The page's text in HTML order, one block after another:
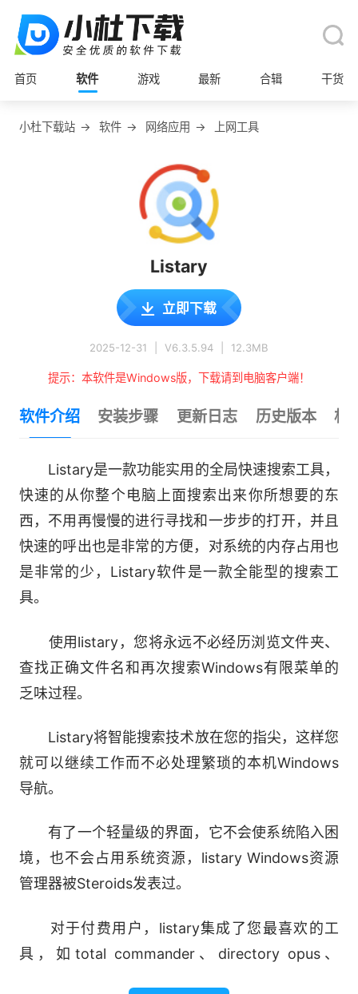
首页 软件 游戏 最新 合辑 干货
小杜下载站 → 软件 → 网络应用 → 上网工具
Listary
立即下载
2025-12-31 V6.3.5.94 12.3MB
提示：本软件是Windows版，下载请到电脑客户端！
软件介绍 安装步骤 更新日志 历史版本 相
Listary是一款功能实用的全局快速搜索工具，
快速的从你整个电脑上面搜索出来你所想要的东
西，不用再慢慢的进行寻找和一步步的打开，并且
快速的呼出也是非常的方便，对系统的内存占用也
是非常的少，Listary软件是一款全能型的搜索工
具。
使用listary，您将永远不必经历浏览文件夹、
查找正确文件名和再次搜索Windows有限菜单的
乏味过程。
Listary将智能搜索技术放在您的指尖，这样您
就可以继续工作而不必处理繁琐的本机Windows
导航。
有了一个轻量级的界面，它不会使系统陷入困
境，也不会占用系统资源，listary Windows资源
管理器被Steroids发表过。
对于付费用户，listary集成了您最喜欢的工
具，如total commander、directory opus、